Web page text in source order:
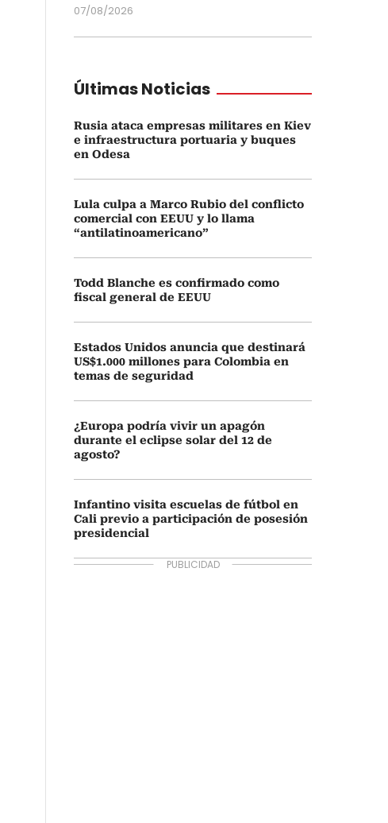
07/08/2026
Últimas Noticias
Rusia ataca empresas militares en Kiev
e infraestructura portuaria y buques
en Odesa
Lula culpa a Marco Rubio del conflicto
comercial con EEUU y lo llama
“antilatinoamericano”
Todd Blanche es confirmado como
fiscal general de EEUU
Estados Unidos anuncia que destinará
US$1.000 millones para Colombia en
temas de seguridad
¿Europa podría vivir un apagón
durante el eclipse solar del 12 de
agosto?
Infantino visita escuelas de fútbol en
Cali previo a participación de posesión
presidencial